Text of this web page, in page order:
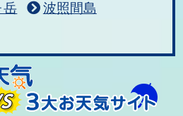
岳
波照間島